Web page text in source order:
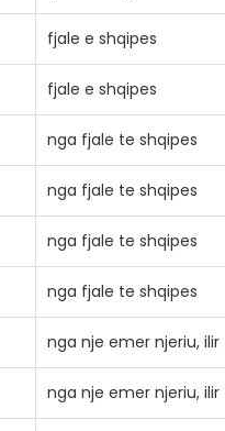
fjale e shqipes
fjale e shqipes
nga fjale te shqipes
nga fjale te shqipes
nga fjale te shqipes
nga fjale te shqipes
nga nje emer njeriu, ilir
nga nje emer njeriu, ilir